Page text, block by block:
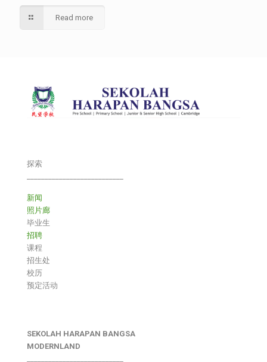
Read more
探索
新闻
照片廊
毕业生
招聘
课程
招生处
校历
预定活动
SEKOLAH HARAPAN BANGSA
MODERNLAND